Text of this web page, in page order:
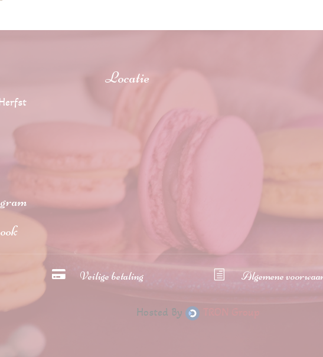
Locatie
 Veilige betaling h Algemene
Hosted By